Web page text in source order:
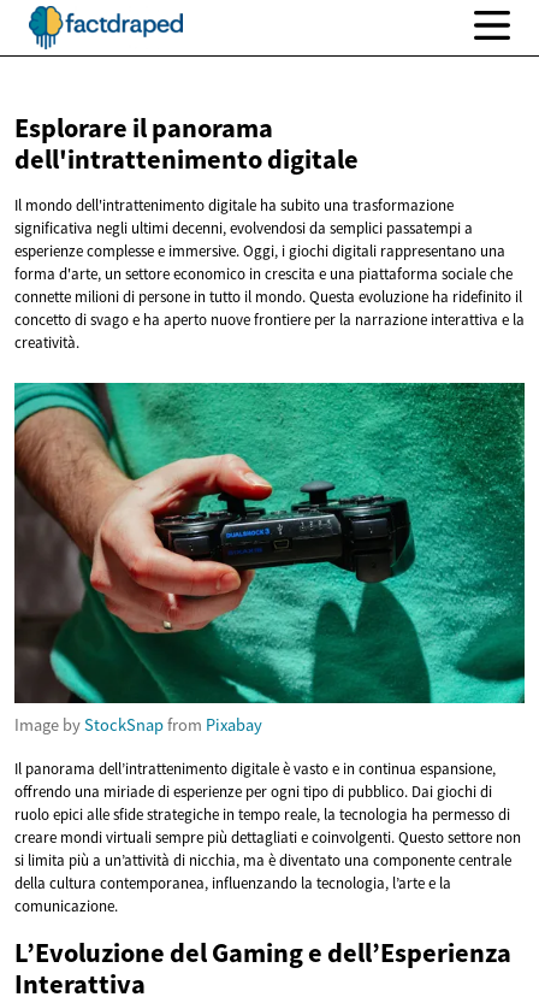
Esplorare il panorama
dell'intrattenimento digitale
Il mondo dell'intrattenimento digitale ha subito una trasformazione
significativa negli ultimi decenni, evolvendosi da semplici passatempi a
esperienze complesse e immersive. Oggi, i giochi digitali rappresentano una
forma d'arte, un settore economico in crescita e una piattaforma sociale che
connette milioni di persone in tutto il mondo. Questa evoluzione ha ridefinito il
concetto di svago e ha aperto nuove frontiere per la narrazione interattiva e la
creatività.
Image byStockSnapfrom Pixabay
Il panorama dell’intrattenimento digitale è vasto e in continua espansione,
offrendo una miriade di esperienze per ogni tipo di pubblico. Dai giochi di
ruolo epici alle sfide strategiche in tempo reale, la tecnologia ha permesso di
creare mondi virtuali sempre più dettagliati e coinvolgenti. Questo settore non
si limita più a un’attività di nicchia, ma è diventato una componente centrale
della cultura contemporanea, influenzando la tecnologia, l’arte e la
comunicazione.
L’Evoluzione del Gaming e dell’Esperienza
Interattiva